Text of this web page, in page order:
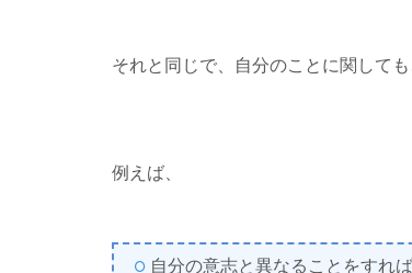
それと同じで、自分のことに関して
例えば、
自分の意志と異なることをすれ